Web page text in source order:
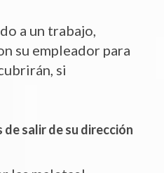
a un trabajo,
su empleador para
si
salir de su dirección